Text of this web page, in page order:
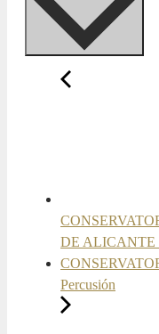
DE ALICANTE
Percusión